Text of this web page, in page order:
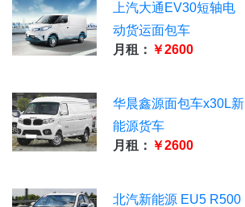
上汽大通EV30短轴电
动货运面包车
月租： ￥2600
华晨鑫源面包车x30L新
能源货车
月租： ￥2600
北汽新能源 EU5 R500